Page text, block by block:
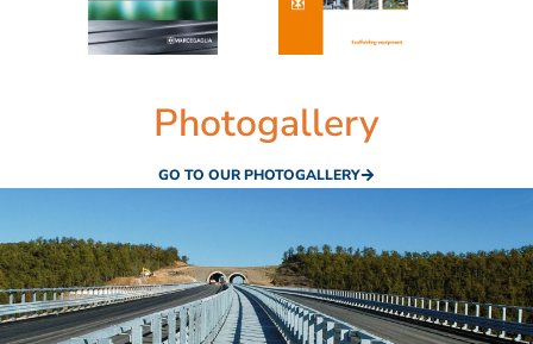
Photogallery
GO TO OUR PHOTOGALLERY